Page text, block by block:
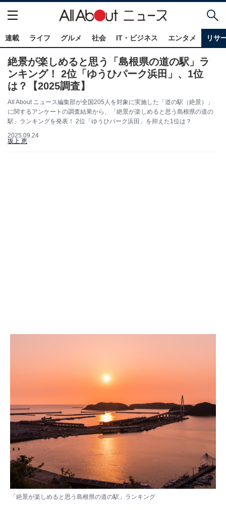
連載 ライフ グルメ 社会 IT・ビジネス エンタメ リサ
絶景が楽しめると思う「島根県の道の駅」ラ
ンキング！ 2位「ゆうひパーク浜田」、1位
は？【2025調査】
All About ニュース編集部が全国205人を対象に実施した「道の駅（絶景）」
に関するアンケートの調査結果から、「絶景が楽しめると思う島根県の道の
駅」ランキングを発表！ 2位「ゆうひパーク浜田」を抑えた1位は？
2025.09.24
坂上 恵
「絶景が楽しめると思う島根県の道の駅」ランキング